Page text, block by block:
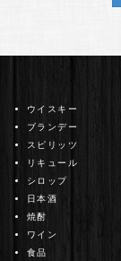
ウイスキー
ブランデー
スピリッツ
リキュール
シロップ
日本酒
焼酎
ワイン
食品